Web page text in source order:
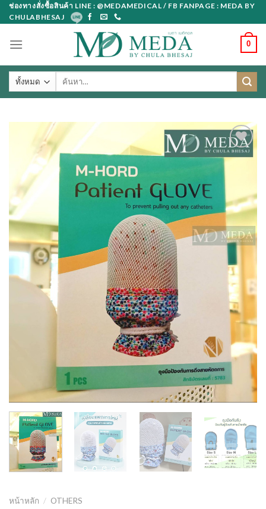
Skip
to
ช่องทางสั่งซื้อสินค้า LINE : @MEDAMEDICAL / FB FANPAGE : MEDA BY
CHULABHESAJ
0
ค้นหา:
หน้าหลัก / OTHERS